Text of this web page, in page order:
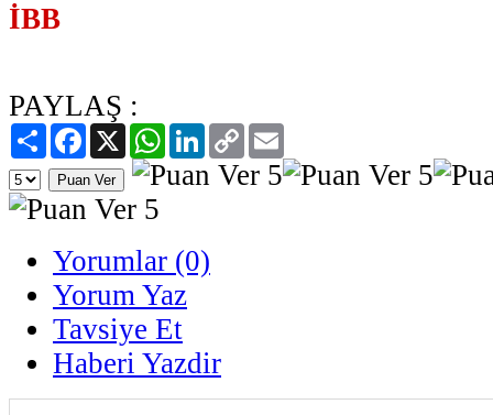
İBB
PAYLAŞ :
PaylaşFacebook
X WhatsAppLinkedIn
Copy
Link
Yorumlar (0)
Yorum Yaz
Tavsiye Et
Haberi Yazdir